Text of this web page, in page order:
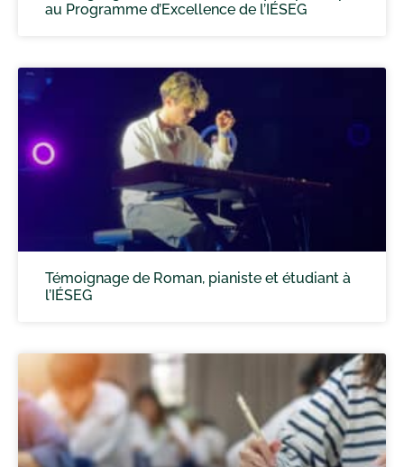
au Programme d’Excellence de l’IÉSEG
Témoignage de Roman, pianiste et étudiant à
l’IÉSEG